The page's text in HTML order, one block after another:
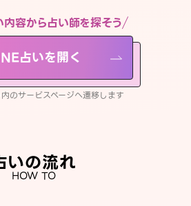
内容から占い師を探そう
占いを開く
のサービスページへ遷移します
いの流れ
HOW TO